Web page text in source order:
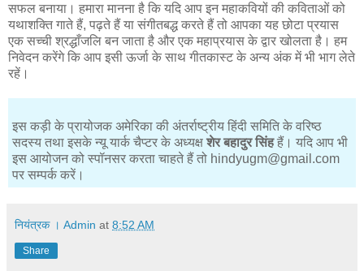
सफल बनाया। हमारा मानना है कि यदि आप इन महाकवियों की कविताओं को
यथाशक्ति गाते हैं, पढ़ते हैं या संगीतबद्ध करते हैं तो आपका यह छोटा प्रयास
एक सच्ची श्रद्धाँजलि बन जाता है और एक महाप्रयास के द्वार खोलता है। हम
निवेदन करेंगे कि आप इसी ऊर्जा के साथ गीतकास्ट के अन्य अंक में भी भाग लेते
रहें।
इस कड़ी के प्रायोजक अमेरिका की अंतर्राष्ट्रीय हिंदी समिति के वरिष्ठ
सदस्य तथा इसके न्यू यार्क चैप्टर के अध्यक्षशेर बहादुर सिंहहैं। यदि आप भी
इस आयोजन को स्पॉनसर करता चाहते हैं तो hindyugm@gmail.com
पर सम्पर्क करें।
नियंत्रक । Admin at 8:52 AM
Share